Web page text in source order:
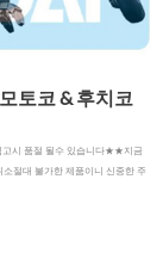
토코 & 후치코
고시 품절 될수 있습니다★★지금
대 불가한 제품이니 신중한 주